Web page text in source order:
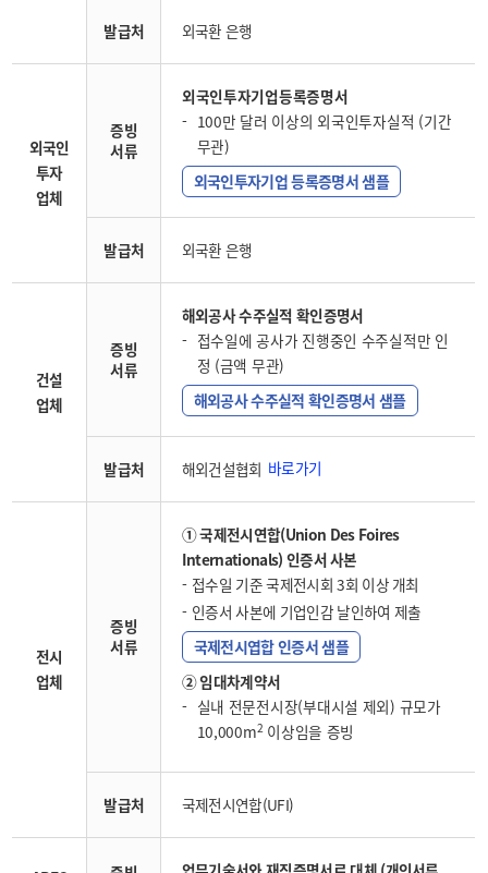
발급처 외국환 은행
외국인
투자
업체
증빙
서류
외국인투자기업등록증명서
100만 달러 이상의 외국인투자실적 (기간
무관)
외국인투자기업 등록증명서 샘플
발급처 외국환 은행
건설
업체
증빙
서류
해외공사 수주실적 확인증명서
접수일에 공사가 진행중인 수주실적만 인
정 (금액 무관)
해외공사 수주실적 확인증명서 샘플
발급처 해외건설협회 바로가기
전시
업체
증빙
서류
① 국제전시연합(Union Des Foires
Internationals) 인증서 사본
접수일 기준 국제전시회 3회 이상 개최
인증서 사본에 기업인감 날인하여 제출
국제전시엽합 인증서 샘플
② 임대차계약서
실내 전문전시장(부대시설 제외) 규모가
10,000m2이상임을 증빙
발급처 국제전시연합(UFI)